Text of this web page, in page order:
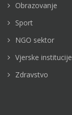
Obrazovanje
Sport
NGO sektor
Vjerske institucije
Zdravstvo